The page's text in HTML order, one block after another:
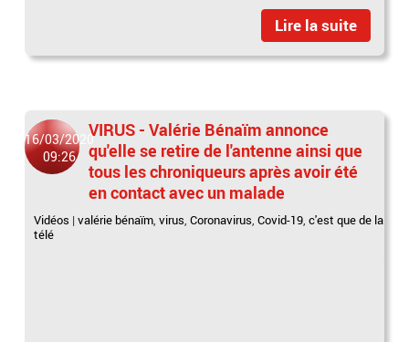
Lire la suite
16/03/2020
09:26
VIRUS - Valérie Bénaïm annonce
qu'elle se retire de l'antenne ainsi que
tous les chroniqueurs après avoir été
en contact avec un malade
Vidéos |valérie bénaïm,virus,Coronavirus,Covid-19,c'est que de la
télé